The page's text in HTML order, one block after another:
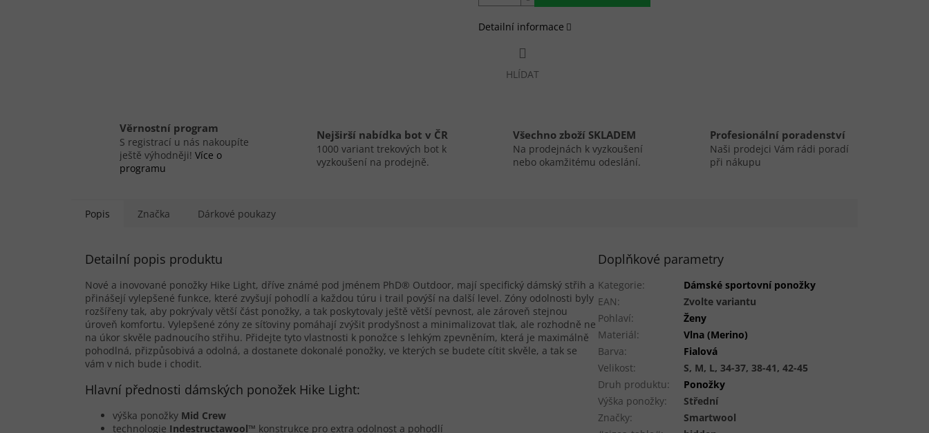
Detailní informace
HLÍDAT
Věrnostní program
S registrací u nás nakoupíte
ještě výhodněji! Více o
programu
Nejširší nabídka bot v ČR
1000 variant trekových bot k
vyzkoušení na prodejně.
Všechno zboží SKLADEM
Na prodejnách k vyzkoušení
nebo okamžitému odeslání.
Profesionální poradenství
Naši prodejci Vám rádi poradí
při nákupu
Popis Značka Dárkové poukazy
Detailní popis produktu
Nové a inovované ponožky Hike Light, dříve známé pod jménem PhD® Outdoor, mají specifický dámský střih a
přinášejí vylepšené funkce, které zvyšují pohodlí a každou túru i trail povýší na další level. Zóny odolnosti byly
rozšířeny tak, aby pokrývaly větší část ponožky, a tak poskytovaly ještě větší pevnost, ale zároveň stejnou
úroveň komfortu. Vylepšené zóny ze síťoviny pomáhají zvýšit prodyšnost a minimalizovat tlak, ale rozhodně ne
na úkor skvěle padnoucího střihu. Přidejte tyto vlastnosti k ponožce s lehkým zpevněním, která je maximálně
pohodlná, přizpůsobivá a odolná, a dostanete dokonalé ponožky, ve kterých se budete cítit skvěle, a tak se
vám v nich bude i chodit.
Hlavní přednosti dámských ponožek Hike Light:
výška ponožky Mid Crew
technologie Indestructawool™ konstrukce pro extra odolnost a pohodlí
Doplňkové parametry
Kategorie:
Dámské sportovní ponožky
EAN:
Zvolte variantu
Pohlaví:
Ženy
Materiál:
Vlna (Merino)
Barva:
Fialová
Velikost:
S, M, L, 34-37, 38-41, 42-45
Druh produktu:
Ponožky
Výška ponožky:
Střední
Značky:
Smartwool